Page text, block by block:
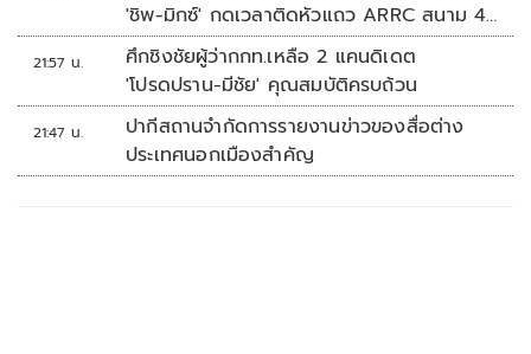
'ชิพ-มิกซ์' กดเวลาติดหัวแถว ARRC สนาม 4
ที่มัลดาลิกา
21:57 น.
ศึกชิงชัยผู้ว่ากกท.เหลือ 2 แคนดิเดต
'โปรดปราน-มีชัย' คุณสมบัติครบถ้วน
21:47 น.
ปากีสถานจำกัดการรายงานข่าวของสื่อต่าง
ประเทศนอกเมืองสำคัญ